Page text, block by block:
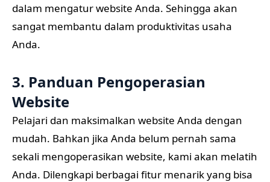
dalam mengatur website Anda. Sehingga akan
sangat membantu dalam produktivitas usaha
Anda.
3. Panduan Pengoperasian
Website
Pelajari dan maksimalkan website Anda dengan
mudah. Bahkan jika Anda belum pernah sama
sekali mengoperasikan website, kami akan melatih
Anda. Dilengkapi berbagai fitur menarik yang bisa